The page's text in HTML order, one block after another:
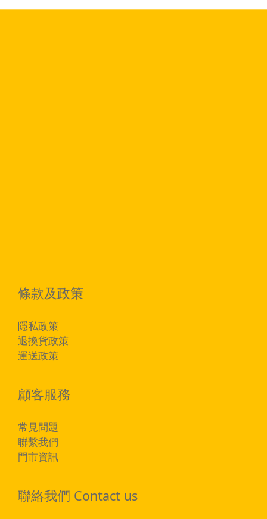
條款及政策
隱私政策
退換貨政策
運送政策
顧客服務
常見問題
聯繫我們
門市資訊
聯絡我們 Contact us